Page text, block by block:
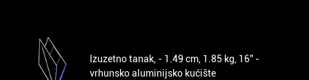
Izuzetno tanak, - 1.49 cm, 1.85 kg, 16” -
vrhunsko aluminijsko kućište